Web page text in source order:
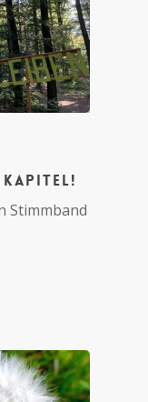
Stimmband